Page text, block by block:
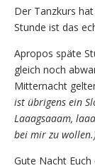
Der Tanzkurs
Stunde ist das
Apropos späte
gleich noch
Mitternacht
ist übrigens ein
Laaagsaaam,
bei mir zu
Gute Nacht